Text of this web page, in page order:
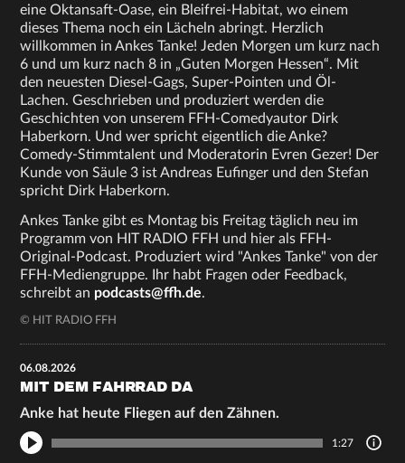
eine Oktansaft-Oase, ein Bleifrei-Habitat, wo einem
dieses Thema noch ein Lächeln abringt. Herzlich
willkommen in Ankes Tanke! Jeden Morgen um kurz nach
6 und um kurz nach 8 in „Guten Morgen Hessen“. Mit
den neuesten Diesel-Gags, Super-Pointen und Öl-
Lachen. Geschrieben und produziert werden die
Geschichten von unserem FFH-Comedyautor Dirk
Haberkorn. Und wer spricht eigentlich die Anke?
Comedy-Stimmtalent und Moderatorin Evren Gezer! Der
Kunde von Säule 3 ist Andreas Eufinger und den Stefan
spricht Dirk Haberkorn.
Ankes Tanke gibt es Montag bis Freitag täglich neu im
Programm von HIT RADIO FFH und hier als FFH-
Original-Podcast. Produziert wird "Ankes Tanke" von der
FFH-Mediengruppe. Ihr habt Fragen oder Feedback,
schreibt an podcasts@ffh.de.
© HIT RADIO FFH
06.08.2026
MIT DEM FAHRRAD DA
Anke hat heute Fliegen auf den Zähnen.
1:27